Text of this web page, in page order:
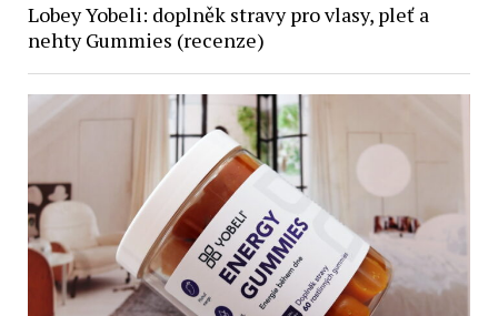
Lobey Yobeli: doplněk stravy pro vlasy, pleť a
nehty Gummies (recenze)